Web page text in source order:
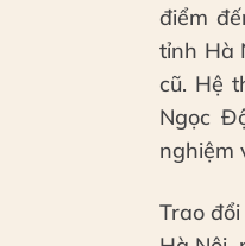
điểm
tỉnh Hà
cũ. Hệ
Ngọc
nghiệm
Trao